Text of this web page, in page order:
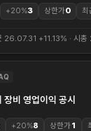
+20%3 상한가0 최
26.07.31 +11.13% · 시
장비 영업이익 공시
+20%8 상한가1